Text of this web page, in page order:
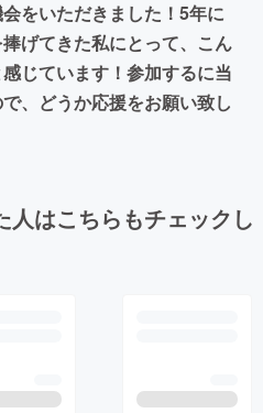
をいただきました！5年に
げてきた私にとって、こん
じています！参加するに当
、どうか応援をお願い致し
人はこちらもチェックし